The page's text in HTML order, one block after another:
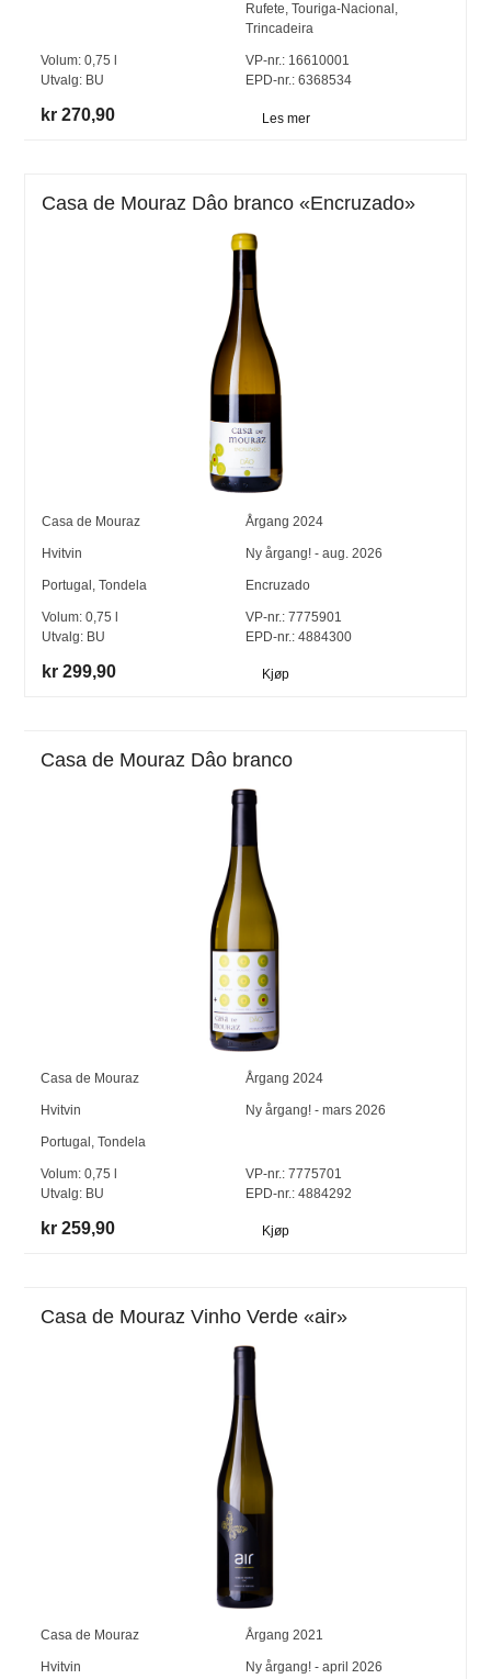
Rufete, Touriga-Nacional ,
Trincadeira
Volum:0,75
Utvalg: BU
VP-nr.:16610001
EPD-nr.: 6368534
kr 270,90 Les mer
Casa de Mouraz Dâo branco «Encruzado»
Casa de Mouraz Årgang 2024
Hvitvin Ny årgang! - aug. 2026
Portugal ,Tondela Encruzado
Volum:0,75
Utvalg: BU
VP-nr.: 7775901
EPD-nr.: 4884300
kr 299,90 Kjøp
Casa de Mouraz Dâo branco
Casa de Mouraz Årgang 2024
Hvitvin Ny årgang! - mars 2026
Portugal ,Tondela
Volum:0,75
Utvalg: BU
VP-nr.:7775701
EPD-nr.: 4884292
kr 259,90 Kjøp
Casa de Mouraz Vinho Verde «air»
Casa de Mouraz Årgang 2021
Hvitvin Ny årgang! - april 2026